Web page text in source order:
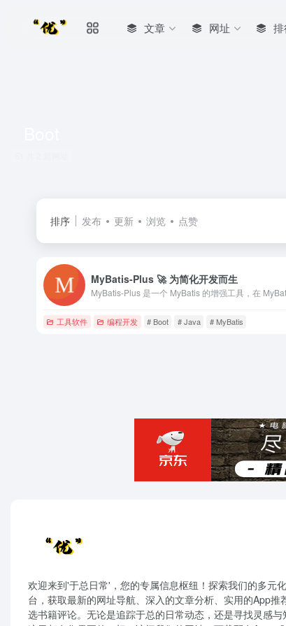
文章 网址
排序 发布 更新 浏览 点赞
MyBatis-Plus 🚀 为简化开发而生
工具软件 编程开发 # Boot # Java # MyBatis
欢迎来到'于总日常'，您的专属信息枢纽！探索我们的多元
台，获取最新的网址导航、深入的文章分析、实用的App推
选书籍评论。无论是追踪于总的日常动态，还是寻找灵感与